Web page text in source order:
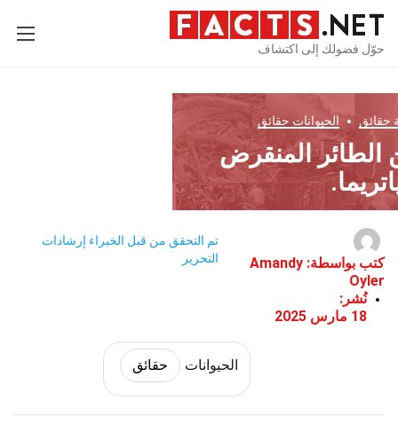
حوّل فضولك إلى اكتشاف
حقائق الحيوانات حقائق
الطائر المنقرض
كتب بواسطة: Amandy
Oyler
نُشر:
18 مارس 2025
تم التحقق من قبل الخبراء إرشادات
التحرير
الحيوانات حقائق